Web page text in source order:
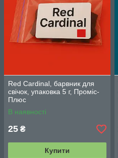
Red Cardinal, барвник для
свічок, упаковка 5 г, Проміс-
Плюс
В наявності
25 ₴
Купити